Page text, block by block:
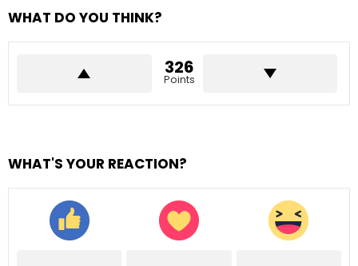
WHAT DO YOU THINK?
326
Points
WHAT'S YOUR REACTION?